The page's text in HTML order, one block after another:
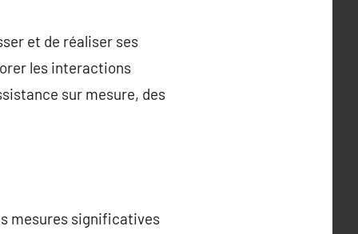
et de réaliser ses
les interactions
sur mesure, des
mesures significatives